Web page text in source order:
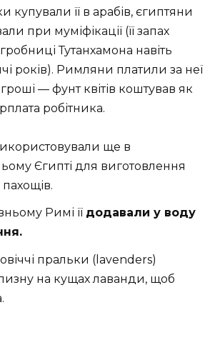
купували її в арабів, єгиптяни
при муміфікації (її запах
Тутанхамона навіть
років). Римляни платили за неї
— фунт квітів коштував як
робітника.
ще в
Єгипті для виготовлення
Римі її додавали у воду
пральки (lavenders)
на кущах лаванди, щоб